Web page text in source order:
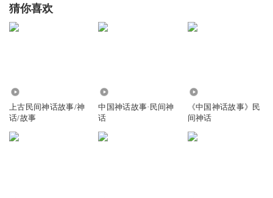
猜你喜欢
上古民间神话故事/神
话/故事
中国神话故事·民间神
话
《中国神话故事》民
间神话